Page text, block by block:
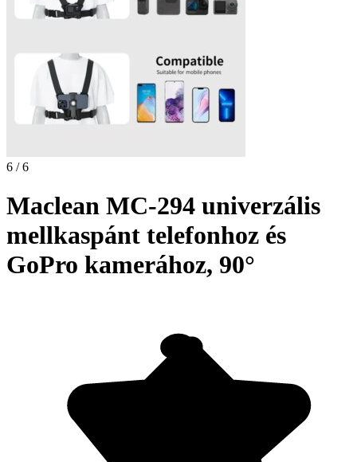
6 / 6
Maclean MC-294 univerzális
mellkaspánt telefonhoz és
GoPro kamerához, 90°